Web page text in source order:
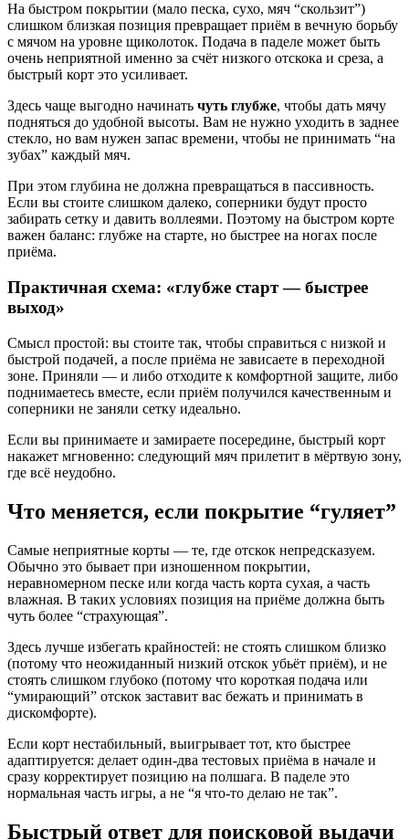
На быстром покрытии (мало песка, сухо, мяч “скользит”)
слишком близкая позиция превращает приём в вечную борьбу
с мячом на уровне щиколоток. Подача в паделе может быть
очень неприятной именно за счёт низкого отскока и среза, а
быстрый корт это усиливает.
Здесь чаще выгодно начинать чуть глубже, чтобы дать мячу
подняться до удобной высоты. Вам не нужно уходить в заднее
стекло, но вам нужен запас времени, чтобы не принимать “на
зубах” каждый мяч.
При этом глубина не должна превращаться в пассивность.
Если вы стоите слишком далеко, соперники будут просто
забирать сетку и давить воллеями. Поэтому на быстром корте
важен баланс: глубже на старте, но быстрее на ногах после
приёма.
Практичная схема: «глубже старт — быстрее
выход»
Смысл простой: вы стоите так, чтобы справиться с низкой и
быстрой подачей, а после приёма не зависаете в переходной
зоне. Приняли — и либо отходите к комфортной защите, либо
поднимаетесь вместе, если приём получился качественным и
соперники не заняли сетку идеально.
Если вы принимаете и замираете посередине, быстрый корт
накажет мгновенно: следующий мяч прилетит в мёртвую зону,
где всё неудобно.
Что меняется, если покрытие “гуляет”
Самые неприятные корты — те, где отскок непредсказуем.
Обычно это бывает при изношенном покрытии,
неравномерном песке или когда часть корта сухая, а часть
влажная. В таких условиях позиция на приёме должна быть
чуть более “страхующая”.
Здесь лучше избегать крайностей: не стоять слишком близко
(потому что неожиданный низкий отскок убьёт приём), и не
стоять слишком глубоко (потому что короткая подача или
“умирающий” отскок заставит вас бежать и принимать в
дискомфорте).
Если корт нестабильный, выигрывает тот, кто быстрее
адаптируется: делает один-два тестовых приёма в начале и
сразу корректирует позицию на полшага. В паделе это
нормальная часть игры, а не “я что-то делаю не так”.
Быстрый ответ для поисковой выдачи